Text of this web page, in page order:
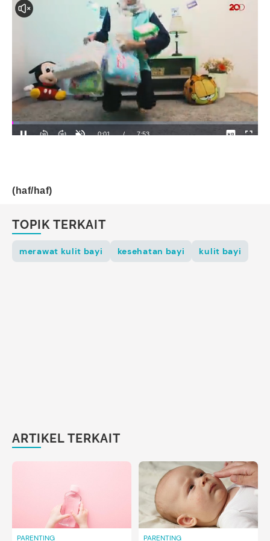
(haf/haf)
TOPIK TERKAIT
merawat kulit bayi kesehatan bayi kulit bayi
ARTIKEL TERKAIT
PARENTING PARENTING